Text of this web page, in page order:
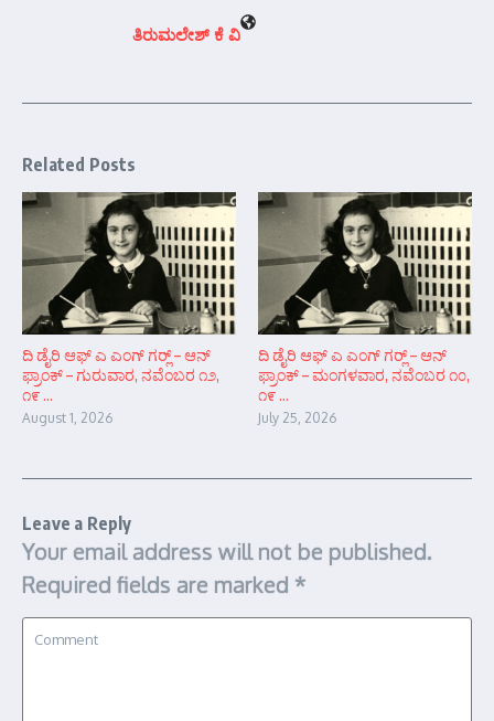
ತಿರುಮಲೇಶ್ ಕೆ ವಿ
Related Posts
ದಿ ಡೈರಿ ಆಫ್ ಎ ಎಂಗ್ ಗರ್‍ಲ್ – ಆನ್‌
ಫ್ರಾಂಕ್ – ಗುರುವಾರ, ನವೆಂಬರ ೧೨,
೧೯ ...
August 1, 2026
ದಿ ಡೈರಿ ಆಫ್ ಎ ಎಂಗ್ ಗರ್‍ಲ್ – ಆನ್‌
ಫ್ರಾಂಕ್ – ಮಂಗಳವಾರ, ನವೆಂಬರ ೧೦,
೧೯ ...
July 25, 2026
Leave a Reply
Your email address will not be published.
Required fields are marked *